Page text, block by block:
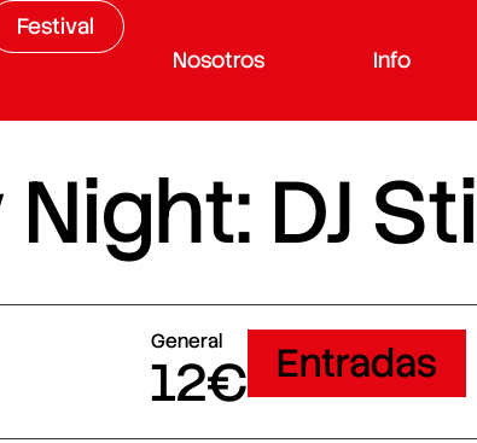
Festival
Nosotros
Info
DJ
General
12€ Entradas